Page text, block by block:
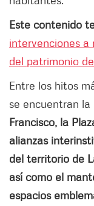
Este contenido
intervenciones a
del patrimonio
Entre los hitos
se encuentran la
Francisco, la
alianzas
del territorio de
así como el
espacios